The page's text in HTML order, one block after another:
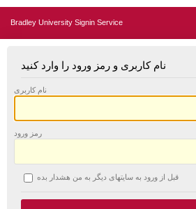
Bradley University Signin Service
نام کاربری و رمز ورود را وارد کنید
نام کاربری
رمز ورود
قبل از ورود به سایتهای دیگر به من هشدار بده